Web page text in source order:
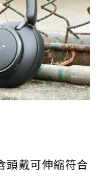
頭戴可伸縮符合